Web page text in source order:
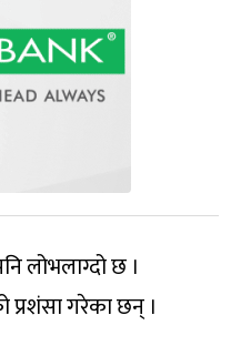
लोभलाग्दो छ ।
गरेका छन् ।